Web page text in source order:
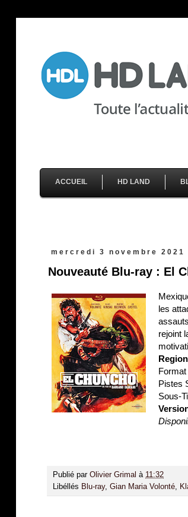
ACCUEIL HD LAND
mercredi 3 novembre 2021
Nouveauté Blu-ray : El
les
rejoint
Pistes
Sous-
Publié par Olivier Grimal à 11:32
Libéllés Blu-ray, Gian Maria Volonté,